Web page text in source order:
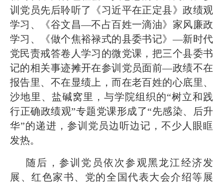
训党员先后聆听了《习近平在正定县》政绩观
学习、《谷文昌—不占百姓一滴油》家风廉政
学习、《做个焦裕禄式的县委书记》—新时代
党民责戒答卷人学习的微党课，把三个县委书
记的相关事迹摊开在参训党员面前—政绩不在
报告里、不在显绩上，而在老百姓的心底里、
沙地里、盐碱窝里，与学院组织的“树立和践
行正确政绩观”专题党课形成了“先感染、后升
华”的递进，参训党员边听边记，不少人眼眶
发热。
随后，参训党员依次参观黑龙江经济发
展、红色家书、党的全国代表大会介绍等展